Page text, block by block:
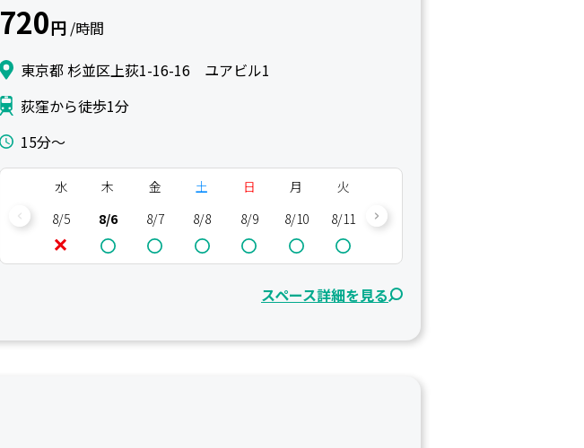
720円 /時間
東京都 杉並区上荻1-16-16 ユアビル1
荻窪から徒歩1分
15分〜
水
8/5
木
8/6
金
8/7
土
8/8
日
8/9
月
8/10
火
8/11
8/12
スペース詳細を見る